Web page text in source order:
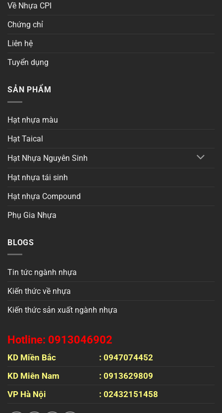
Về Nhựa CPI
Chứng chỉ
Liên hệ
Tuyển dụng
SẢN PHẨM
Hạt nhựa màu
Hạt Taical
Hạt Nhựa Nguyên Sinh
Hạt nhựa tái sinh
Hạt nhựa Compound
Phụ Gia Nhựa
BLOGS
Tin tức ngành nhựa
Kiến thức về nhựa
Kiến thức sản xuất ngành nhựa
Hotline: 0913046902
KD Miền Bắc
: 0947074452
KD Miên Nam
: 0913629809
VP Hà Nội
: 02432151458